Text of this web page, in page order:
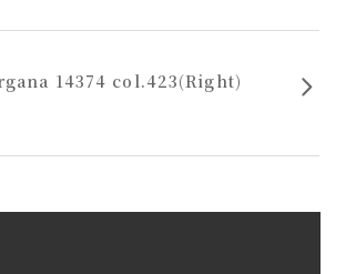
14374 col.423(Right)